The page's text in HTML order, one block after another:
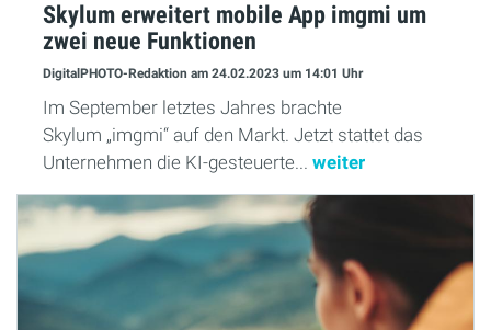
Skylum erweitert mobile App imgmi um
zwei neue Funktionen
DigitalPHOTO-Redaktion am 24.02.2023 um 14:01 Uhr
Im September letztes Jahres brachte
Skylum „imgmi“ auf den Markt. Jetzt stattet das
Unternehmen die KI-gesteuerte... weiter